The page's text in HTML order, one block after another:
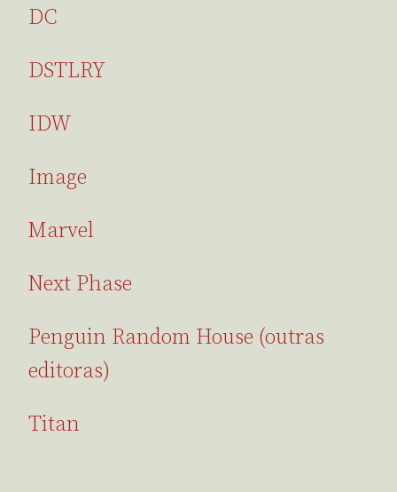
DC
DSTLRY
IDW
Image
Marvel
Next Phase
Penguin Random House (outras
editoras)
Titan